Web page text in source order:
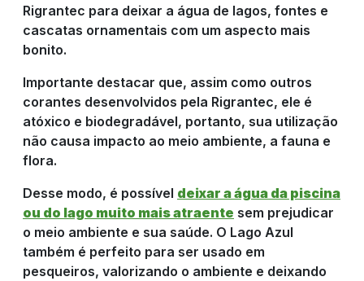
REPRESENTANTE
DE VENDAS
RESULTADO
CULTIVOS
Rigrantec para deixar a água de lagos, fontes e
cascatas ornamentais com um aspecto mais
bonito.
Importante destacar que, assim como outros
corantes desenvolvidos pela Rigrantec, ele é
atóxico e biodegradável, portanto, sua utilização
não causa impacto ao meio ambiente, a fauna e
flora.
Desse modo, é possível deixar a água da piscina
ou do lago muito mais atraente sem prejudicar
o meio ambiente e sua saúde. O Lago Azul
também é perfeito para ser usado em
pesqueiros, valorizando o ambiente e deixando